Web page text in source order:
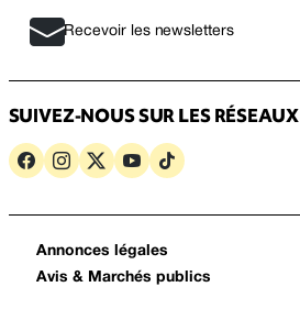
Recevoir les newsletters
SUIVEZ-NOUS SUR LES RÉSEAUX
Annonces légales
Avis & Marchés publics